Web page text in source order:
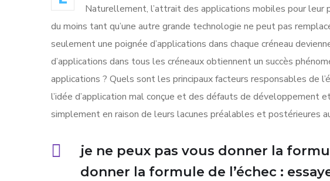
Naturellement, l’attrait des applications mobiles pour
du moins tant qu’une autre grande technologie ne peut pas
seulement une poignée d’applications dans chaque créneau
d’applications dans tous les créneaux obtiennent un succès
applications ? Quels sont les principaux facteurs responsables de
l’idée d’application mal conçue et des défauts de développement
simplement en raison de leurs lacunes préalables et postérieures
je ne peux pas vous donner la
donner la formule de l’échec :